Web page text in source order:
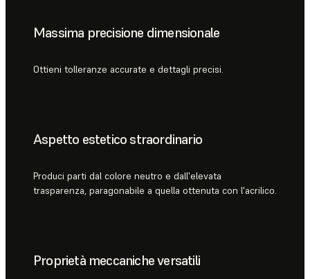
Massima precisione dimensionale
Ottieni tolleranze accurate e dettagli precisi.
Aspetto estetico straordinario
Produci parti dal colore neutro e dall'elevata
trasparenza, paragonabile a quella ottenuta con l'acrilico.
Proprietà meccaniche versatili